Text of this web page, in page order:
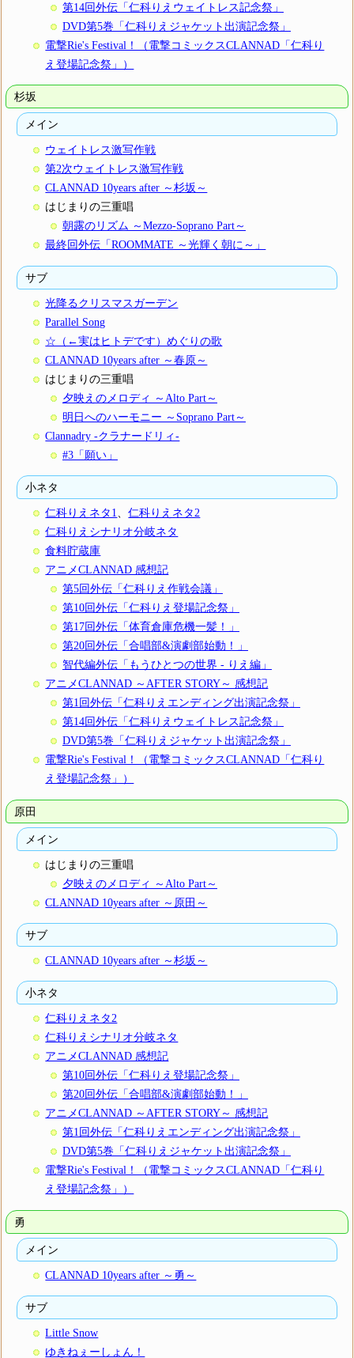
第14回外伝「仁科りえウェイトレス記念祭」
DVD第5巻「仁科りえジャケット出演記念祭」
電撃Rie's Festival！（電撃コミックスCLANNAD「仁科り
え登場記念祭」）
杉坂
メイン
ウェイトレス激写作戦
第2次ウェイトレス激写作戦
CLANNAD 10years after ～杉坂～
はじまりの三重唱
朝露のリズム ～Mezzo-Soprano Part～
最終回外伝「ROOMMATE ～光輝く朝に～」
サブ
光降るクリスマスガーデン
Parallel Song
☆（←実はヒトデです）めぐりの歌
CLANNAD 10years after ～春原～
はじまりの三重唱
夕映えのメロディ ～Alto Part～
明日へのハーモニー ～Soprano Part～
Clannadry -クラナードリィ-
#3「願い」
小ネタ
仁科りえネタ1
、仁科りえネタ2
仁科りえシナリオ分岐ネタ
食料貯蔵庫
アニメCLANNAD 感想記
第5回外伝「仁科りえ作戦会議」
第10回外伝「仁科りえ登場記念祭」
第17回外伝「体育倉庫危機一髪！」
第20回外伝「合唱部&演劇部始動！」
智代編外伝「もうひとつの世界 - りえ編」
アニメCLANNAD ～AFTER STORY～ 感想記
第1回外伝「仁科りえエンディング出演記念祭」
第14回外伝「仁科りえウェイトレス記念祭」
DVD第5巻「仁科りえジャケット出演記念祭」
電撃Rie's Festival！（電撃コミックスCLANNAD「仁科り
え登場記念祭」）
原田
メイン
はじまりの三重唱
夕映えのメロディ ～Alto Part～
CLANNAD 10years after ～原田～
サブ
CLANNAD 10years after ～杉坂～
小ネタ
仁科りえネタ2
仁科りえシナリオ分岐ネタ
アニメCLANNAD 感想記
第10回外伝「仁科りえ登場記念祭」
第20回外伝「合唱部&演劇部始動！」
アニメCLANNAD ～AFTER STORY～ 感想記
第1回外伝「仁科りえエンディング出演記念祭」
DVD第5巻「仁科りえジャケット出演記念祭」
電撃Rie's Festival！（電撃コミックスCLANNAD「仁科り
え登場記念祭」）
勇
メイン
CLANNAD 10years after ～勇～
サブ
Little Snow
ゆきねぇーしょん！